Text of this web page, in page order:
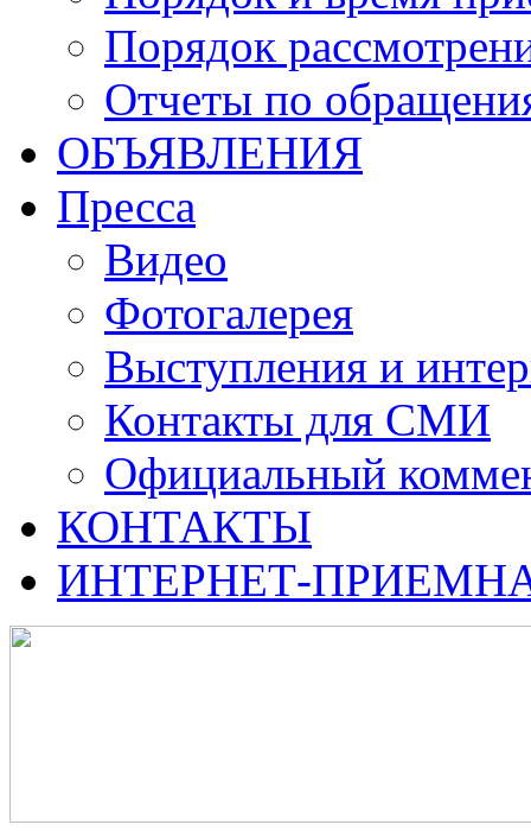
Порядок
Отчеты по
ОБЪЯВЛЕНИЯ
Пресса
Видео
Фотогалерея
Выступления и
Контакты для СМИ
Официальный
КОНТАКТЫ
ИНТЕРНЕТ-